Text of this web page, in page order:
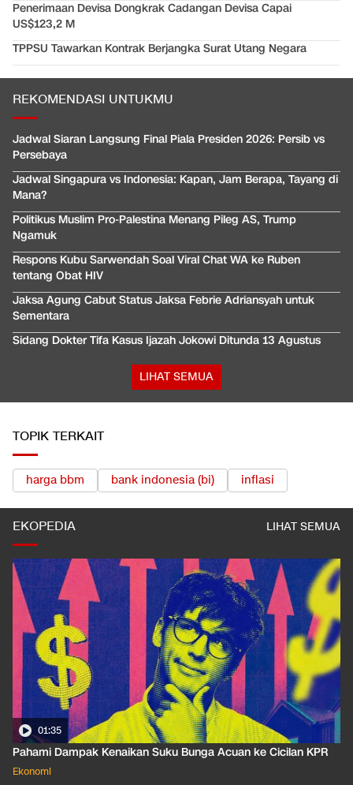
Penerimaan Devisa Dongkrak Cadangan Devisa Capai
US$123,2 M
TPPSU Tawarkan Kontrak Berjangka Surat Utang Negara
REKOMENDASI UNTUKMU
Jadwal Siaran Langsung Final Piala Presiden 2026: Persib vs
Persebaya
Jadwal Singapura vs Indonesia: Kapan, Jam Berapa, Tayang di
Mana?
Politikus Muslim Pro-Palestina Menang Pileg AS, Trump
Ngamuk
Respons Kubu Sarwendah Soal Viral Chat WA ke Ruben
tentang Obat HIV
Jaksa Agung Cabut Status Jaksa Febrie Adriansyah untuk
Sementara
Sidang Dokter Tifa Kasus Ijazah Jokowi Ditunda 13 Agustus
LIHAT SEMUA
TOPIK TERKAIT
harga bbm bank indonesia (bi) inflasi
EKOPEDIA LIHAT SEMUA
01:35
Pahami Dampak Kenaikan Suku Bunga Acuan ke Cicilan KPR
Ekonomi